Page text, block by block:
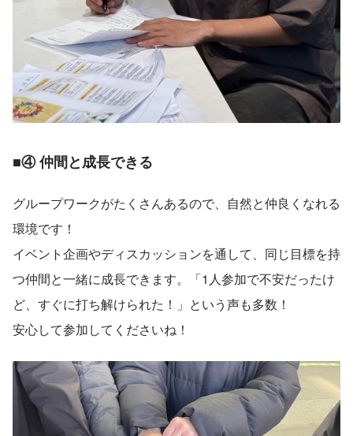
■④ 仲間と成長できる
グループワークがたくさんあるので、自然と仲良くなれる
環境です！
イベント企画やディスカッションを通して、同じ目標を持
つ仲間と一緒に成長できます。「1人参加で不安だったけ
ど、すぐに打ち解けられた！」という声も多数！
安心して参加してくださいね！